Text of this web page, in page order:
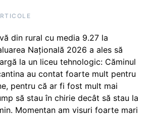
din rural cu media 9.27 la
Națională 2026 a ales să
la un liceu tehnologic: Căminul
au contat foarte mult pentru
pentru că ar fi fost mult mai
să stau în chirie decât să stau la
Momentan am visuri foarte mari